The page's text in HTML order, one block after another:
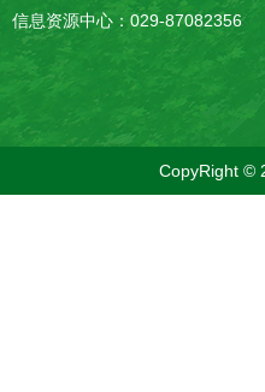
信息资源中心：029-87082356
CopyRight